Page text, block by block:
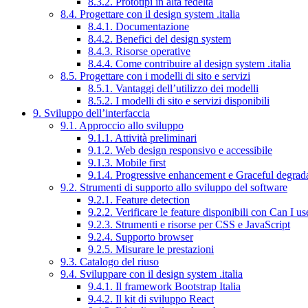
8.4. Progettare con il design system .italia
8.4.1. Documentazione
8.4.2. Benefici del design system
8.4.3. Risorse operative
8.4.4. Come contribuire al design system .italia
8.5. Progettare con i modelli di sito e servizi
8.5.1. Vantaggi dell’utilizzo dei modelli
8.5.2. I modelli di sito e servizi disponibili
9. Sviluppo dell’interfaccia
9.1. Approccio allo sviluppo
9.1.1. Attività preliminari
9.1.2. Web design responsivo e accessibile
9.1.3. Mobile first
9.1.4. Progressive enhancement e Graceful
9.2. Strumenti di supporto allo sviluppo del software
9.2.1. Feature detection
9.2.2. Verificare le feature disponibili con Can I
9.2.3. Strumenti e risorse per CSS e JavaScript
9.2.4. Supporto browser
9.2.5. Misurare le prestazioni
9.3. Catalogo del riuso
9.4. Sviluppare con il design system .italia
9.4.1. Il framework Bootstrap Italia
9.4.2. Il kit di sviluppo React